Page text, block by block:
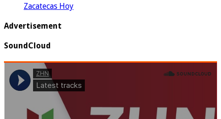
Zacatecas Hoy
Advertisement
SoundCloud